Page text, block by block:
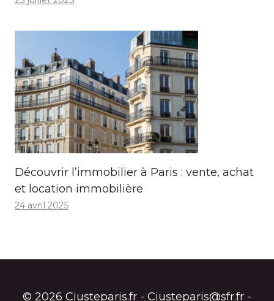
Découvrir l’immobilier à Paris : vente, achat
et location immobilière
24 avril 2025
© 2026 Cjusteparis.fr - Cjusteparis@sfr.fr -